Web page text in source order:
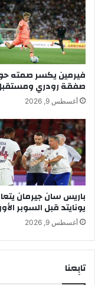
فيرمين يكسر صمته
صفقة رودري
أغسطس 9, 2026
باريس سان جيرمان
يونايتد قبل السوبر
أغسطس 9, 2026
تابِعنا